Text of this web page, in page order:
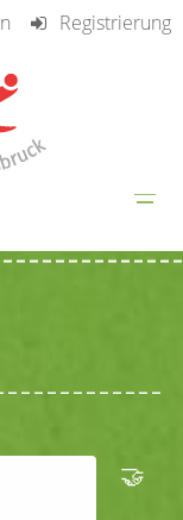
Registrierung
🤝